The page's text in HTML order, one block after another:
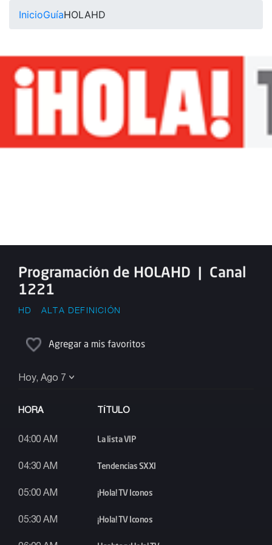
InicioGuíaHOLAHD
Programación de HOLAHD | Canal
1221
HD ALTA DEFINICIÓN
Agregar a mis favoritos
Hoy, Ago 7
HORA TÍTULO
04:00 AM La lista VIP
04:30 AM Tendencias SXXI
05:00 AM ¡Hola! TV Iconos
05:30 AM ¡Hola! TV Iconos